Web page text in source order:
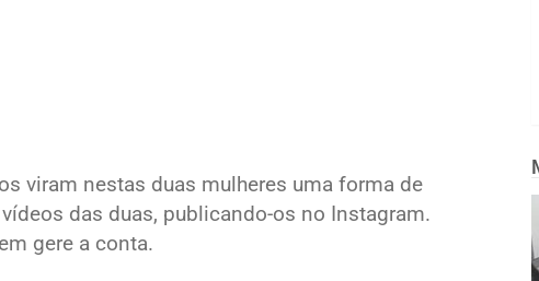
viram nestas duas mulheres uma forma de
das duas, publicando-os no Instagram.
gere a conta.